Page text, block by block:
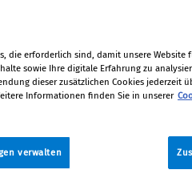
4/2017
Schwab
2017 / Erschienen in
die erforderlich sind, damit unsere
sowie Ihre digitale Erfahrung zu
dieser zusätzlichen Cookies jederzeit
Informationen finden Sie in unserer
verwalten